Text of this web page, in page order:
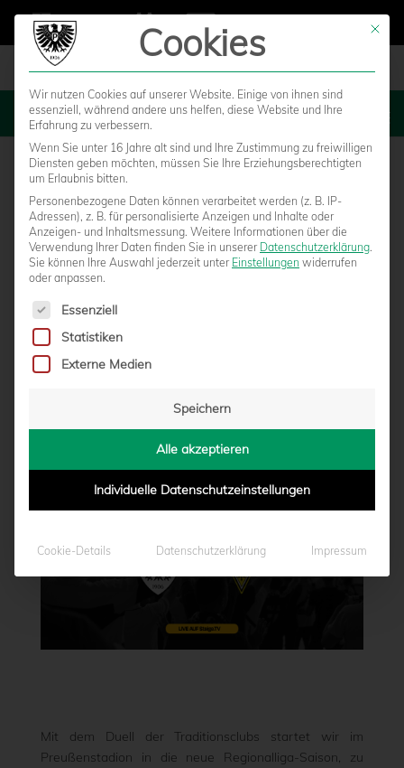
MENU
HEUTE LIVE: SC PREUSSEN MÜNSTER – A
vonMarcel Weskamp|14.08.2021 - 08:00
Mit dem Duell der Traditionsclubs startet wir im
Preußenstadion in die neue Regionalliga-Saison, zu
Mit
Cookies
Wir nutzen Cookies auf unserer Website. Einige von ihnen sind
essenziell, während andere uns helfen, diese Website und Ihre
Erfahrung zu verbessern.
Wenn Sie unter 16 Jahre alt sind und Ihre Zustimmung zu freiwilligen
Diensten geben möchten, müssen Sie Ihre Erziehungsberechtigten
um Erlaubnis bitten.
Personenbezogene Daten können verarbeitet werden (z. B. IP-
Adressen), z. B. für personalisierte Anzeigen und Inhalte oder
Anzeigen- und Inhaltsmessung. Weitere Informationen über die
Verwendung Ihrer Daten finden Sie in unserer Datenschutzerklärung.
Sie können Ihre Auswahl jederzeit unter Einstellungen widerrufen
oder anpassen.
Es folgt eine Liste der Service-Gruppen, für die eine
Essenziell
Statistiken
Externe Medien
Speichern
Alle akzeptieren
Individuelle Datenschutzeinstellungen
Cookie-Details Datenschutzerklärung Impressum